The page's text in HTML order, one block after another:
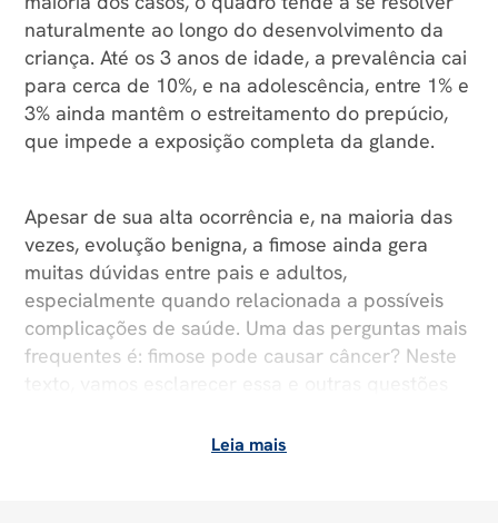
naturalmente ao longo do desenvolvimento da
criança. Até os 3 anos de idade, a prevalência cai
para cerca de 10%, e na adolescência, entre 1% e
3% ainda mantêm o estreitamento do prepúcio,
que impede a exposição completa da glande.
Apesar de sua alta ocorrência e, na maioria das
vezes, evolução benigna, a fimose ainda gera
muitas dúvidas entre pais e adultos,
especialmente quando relacionada a possíveis
complicações de saúde. Uma das perguntas mais
frequentes é: fimose pode causar câncer? Neste
Leia mais